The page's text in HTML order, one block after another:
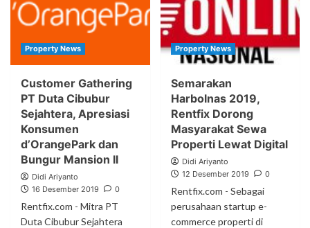
Property News
Customer Gathering
PT Duta Cibubur
Sejahtera, Apresiasi
Konsumen
d’OrangePark dan
Bungur Mansion II
Didi Ariyanto
16 Desember 2019
0
Rentfix.com - Mitra PT
Duta Cibubur Sejahtera
Property News
Semarakan
Harbolnas 2019,
Rentfix Dorong
Masyarakat Sewa
Properti Lewat Digital
Didi Ariyanto
12 Desember 2019
0
Rentfix.com - Sebagai
perusahaan startup e-
commerce properti di